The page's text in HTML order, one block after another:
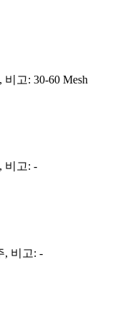
고: 30-60 Mesh
비고: -
, 비고: -